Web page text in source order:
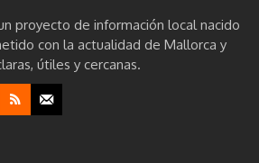
proyecto de información local nacido
con la actualidad de Mallorca y
útiles y cercanas.